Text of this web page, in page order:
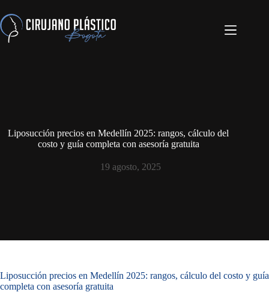
Liposucción precios en Medellín 2025: rangos, cálculo del
costo y guía completa con asesoría gratuita
19 agosto, 2025
Liposucción precios en Medellín 2025: rangos, cálculo del costo y guía
completa con asesoría gratuita